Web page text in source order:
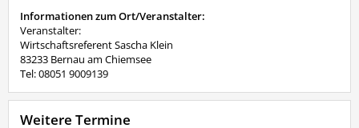
Informationen zum Ort/Veranstalter:
Veranstalter:
Wirtschaftsreferent Sascha Klein
83233 Bernau am Chiemsee
Tel: 08051 9009139
Weitere Termine